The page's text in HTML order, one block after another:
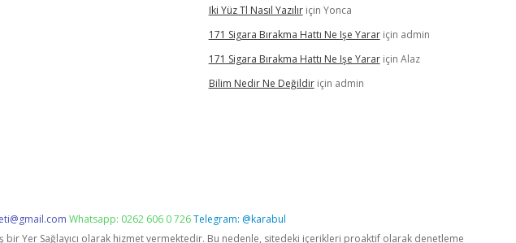
Iki Yüz Tl Nasıl Yazılıriçin Yonca
171 Sigara Bırakma Hattı Ne Işe Yarariçin admin
171 Sigara Bırakma Hattı Ne Işe Yarariçin Alaz
Bilim Nedir Ne Değildiriçin admin
Whatsapp: 0262 606 0 726Telegram: @karabul
bir Yer Sağlayıcı olarak hizmet vermektedir. Bu nedenle, sitedeki içerikleri proaktif olarak denetleme